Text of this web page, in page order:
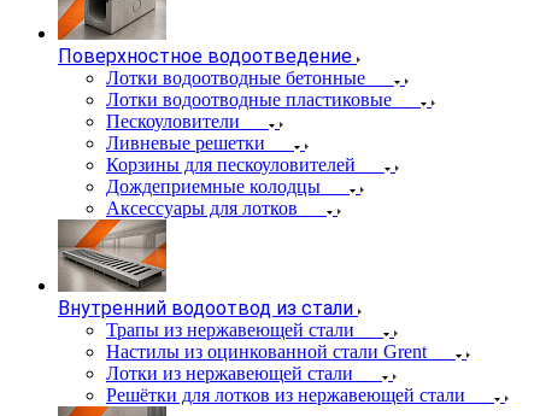
Поверхностное водоотведение
Лотки водоотводные бетонные
Лотки водоотводные пластиковые
Пескоуловители
Ливневые решетки
Корзины для пескоуловителей
Дождеприемные колодцы
Аксессуары для лотков
Внутренний водоотвод из стали
Трапы из нержавеющей стали
Настилы из оцинкованной стали Grent
Лотки из нержавеющей стали
Решётки для лотков из нержавеющей стали